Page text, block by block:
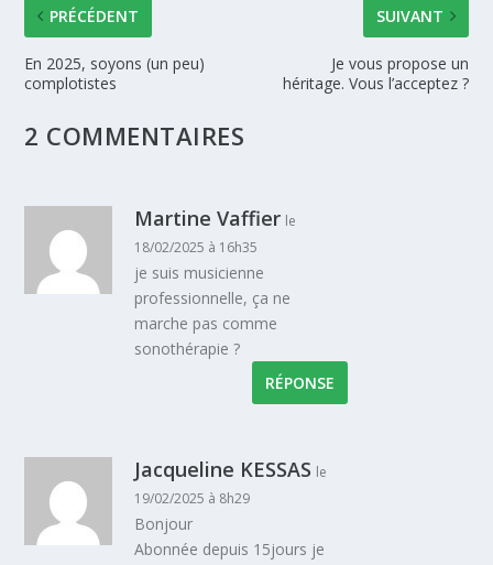
PRÉCÉDENT
En 2025, soyons (un peu)
complotistes
SUIVANT
Je vous propose un
héritage. Vous l’acceptez ?
2 COMMENTAIRES
Martine Vaffier le
18/02/2025 à 16h35
je suis musicienne
professionnelle, ça ne
marche pas comme
sonothérapie ?
RÉPONSE
Jacqueline KESSAS le
19/02/2025 à 8h29
Bonjour
Abonnée depuis 15jours je